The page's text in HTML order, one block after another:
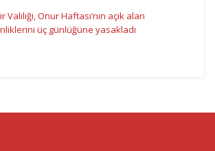
Valiliği, Onur Haftası’nın açık alan
üç günlüğüne yasakladı